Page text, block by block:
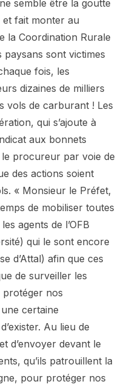
semble être la goutte
et fait monter au
la Coordination Rurale
paysans sont victimes
fois, les
dizaines de milliers
vols de carburant ! Les
qui s’ajoute à
aux bonnets
procureur par voie de
des actions soient
« Monsieur le Préfet,
de mobiliser toutes
agents de l’OFB
qui le sont encore
d’Attal) afin que ces
de surveiller les
protéger nos
certaine
Au lieu de
d’envoyer devant le
qu’ils patrouillent la
pour protéger nos